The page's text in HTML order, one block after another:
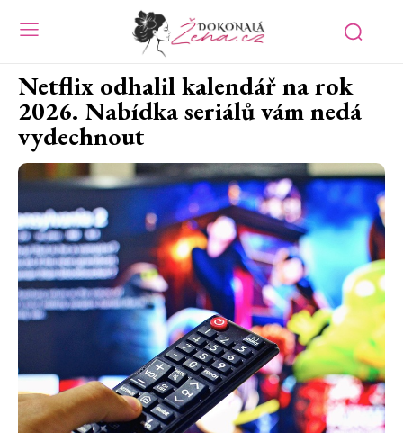
Netflix odhalil kalendář na rok
2026. Nabídka seriálů vám nedá
vydechnout